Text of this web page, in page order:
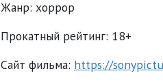
Жанр: хоррор
Прокатный рейтинг: 18+
Сайт фильма: https://